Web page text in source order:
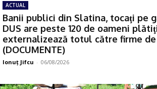
ACTUAL
Banii publici din Slatina, tocaţi pe
DUS are peste 120 de oameni
externalizează totul către firme de
(DOCUMENTE)
Ionuţ Jifcu - 06/08/2026